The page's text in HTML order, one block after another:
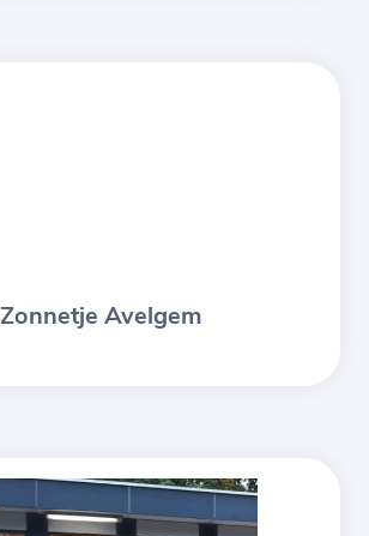
Zonnetje Avelgem